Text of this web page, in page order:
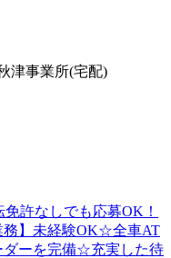
津事業所(宅配)
許なしでも応募OK！
務】未経験OK☆全車AT
ダーを完備☆充実した待